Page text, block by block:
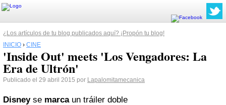
¿Los artículos de tu blog publicados aquí? ¡Propón tu blog!
INICIO › CINE
'Inside Out' meets 'Los Vengadores: La
Era de Ultrón'
Publicado el 29 abril 2015 por Lapalomitamecanica
Disneyse marcaun tráiler doble